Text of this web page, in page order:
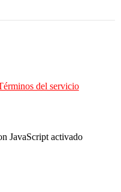
del servicio
JavaScript activado